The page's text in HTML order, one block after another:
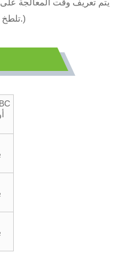
تلطخ أو فرك أو انتقال لطبقة الطلاء المحررة.)